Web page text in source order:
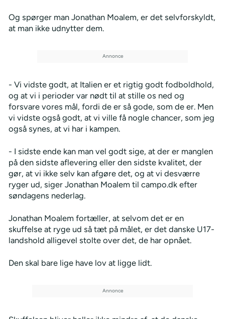
Og spørger man Jonathan Moalem, er det selvforskyldt,
at man ikke udnytter dem.
- Vi vidste godt, at Italien er et rigtig godt fodboldhold,
og at vi i perioder var nødt til at stille os ned og
forsvare vores mål, fordi de er så gode, som de er. Men
vi vidste også godt, at vi ville få nogle chancer, som jeg
også synes, at vi har i kampen.
- I sidste ende kan man vel godt sige, at der er manglen
på den sidste aflevering eller den sidste kvalitet, der
gør, at vi ikke selv kan afgøre det, og at vi desværre
ryger ud, siger Jonathan Moalem til campo.dk efter
søndagens nederlag.
Jonathan Moalem fortæller, at selvom det er en
skuffelse at ryge ud så tæt på målet, er det danske U17-
landshold alligevel stolte over det, de har opnået.
Den skal bare lige have lov at ligge lidt.